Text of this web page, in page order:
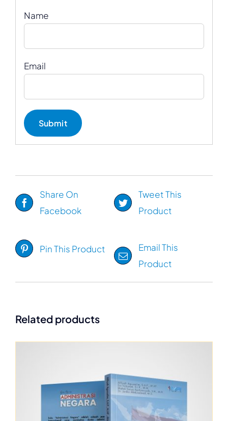
Name
Email
Share On
Facebook
Tweet This
Product
Pin This Product
Email This
Product
Related products